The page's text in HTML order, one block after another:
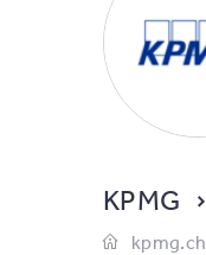
KPMG
kpmg.ch